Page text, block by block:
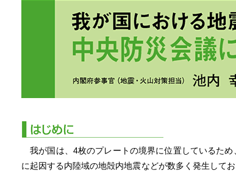
我が国は、4枚のプレートの境界に位置しているた
に起因する内陸域の地殻内地震などが数多く発生して